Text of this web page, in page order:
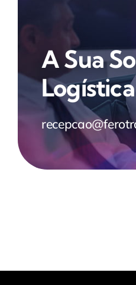
A Sua
Logística